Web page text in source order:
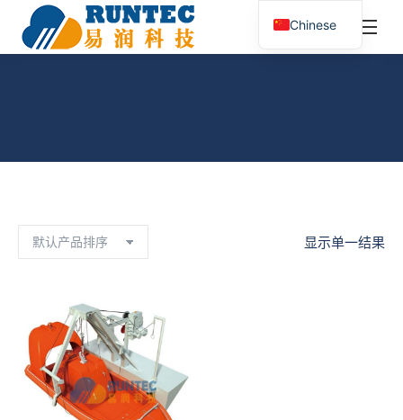
显示单一结果
Chinese